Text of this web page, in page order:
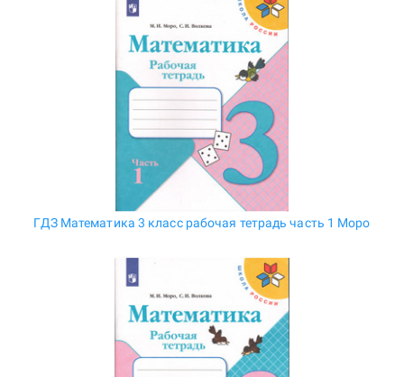
ГДЗ Математика 3 класс рабочая тетрадь часть 1 Моро